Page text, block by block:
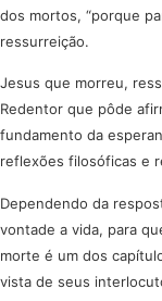
dos mortos, “porque
ressurreição.
Jesus que morreu,
Redentor que pôde
fundamento da
reflexões filosóficas e
Dependendo da
vontade a vida, para
morte é um dos
vista de seus